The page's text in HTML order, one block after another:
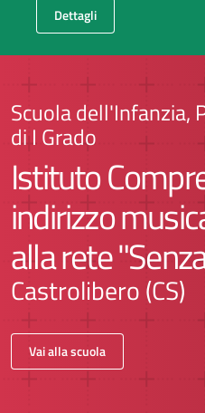
Dettagli
Scuola dell'Infanzia,
di I Grado
Istituto
indirizzo
alla rete
Castrolibero (CS)
Vai alla scuola